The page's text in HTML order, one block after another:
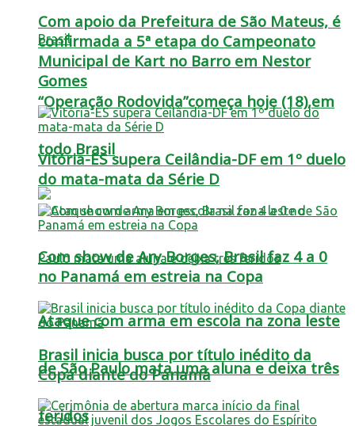
“Operação Rodovida”começa hoje (18),em
todo Brasil
Ataque com arma em escola na zona leste
de São Paulo mata uma aluna e deixa três
feridos
Com apoio da Prefeitura de São Mateus, é
confirmada a 5ª etapa do Campeonato
Municipal de Kart no Barro em Nestor
Gomes
Vitória-ES supera Ceilândia-DF em 1º duelo
do mata-mata da Série D
Com show de Ary Borges, Brasil faz 4 a 0
no Panamá em estreia na Copa
Brasil inicia busca por título inédito da
Copa diante do Panamá